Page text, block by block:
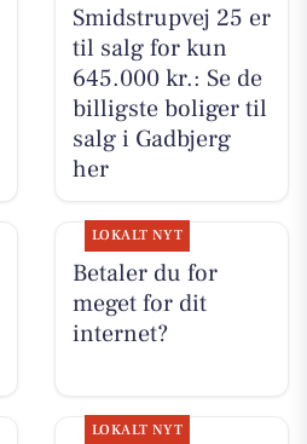
Smidstrupvej 25 er
til salg for kun
645.000 kr.: Se de
billigste boliger til
salg i Gadbjerg
her
LOKALT NYT
Betaler du for
meget for dit
internet?
LOKALT NYT